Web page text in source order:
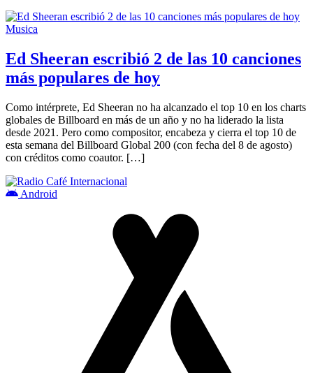
Musica
Ed Sheeran escribió 2 de las 10 canciones
más populares de hoy
Como intérprete, Ed Sheeran no ha alcanzado el top 10 en los charts
globales de Billboard en más de un año y no ha liderado la lista
desde 2021. Pero como compositor, encabeza y cierra el top 10 de
esta semana del Billboard Global 200 (con fecha del 8 de agosto)
con créditos como coautor. […]
Android